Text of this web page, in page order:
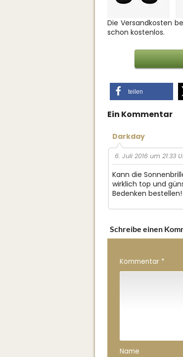
Die Versandkosten
schon kostenlos.
teilen
Ein Kommentar
Darkday
6. Juli 2016 um 21:33
Kann die
wirklich top und
Bedenken bestellen!
Schreibe einen
Kommentar *
Name